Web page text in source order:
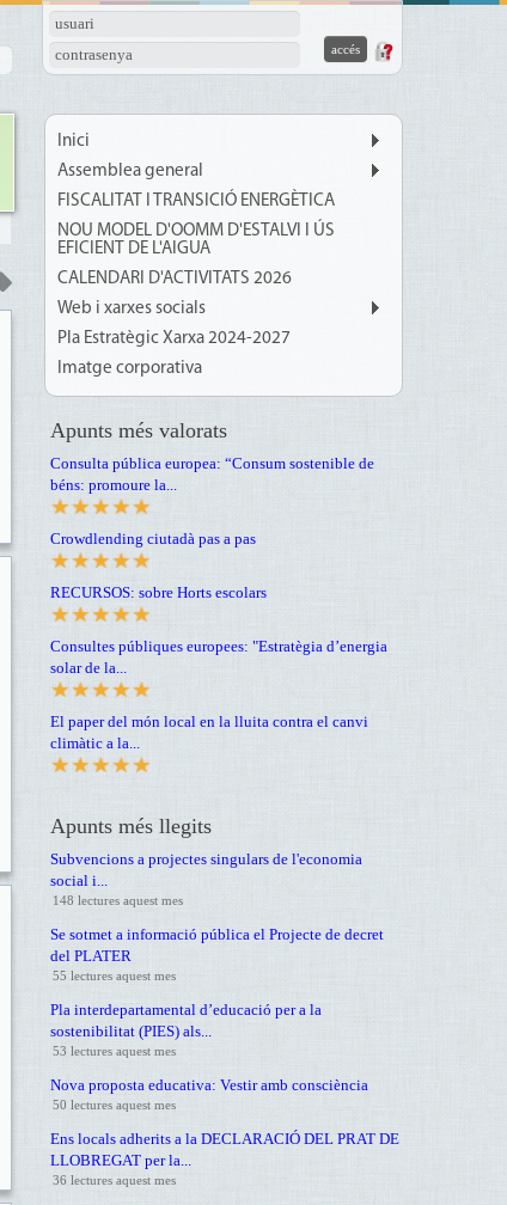
usuari
contrasenya
Inici
Assemblea general
FISCALITAT I TRANSICIÓ ENERGÈTICA
NOU MODEL D'OOMM D'ESTALVI I ÚS
EFICIENT DE L'AIGUA
CALENDARI D'ACTIVITATS 2026
Web i xarxes socials
Pla Estratègic Xarxa 2024-2027
Imatge corporativa
Apunts més valorats
Consulta pública europea: “Consum sostenible de
béns: promoure la...
Crowdlending ciutadà pas a pas
RECURSOS: sobre Horts escolars
Consultes públiques europees: "Estratègia d’energia
solar de la...
El paper del món local en la lluita contra el canvi
climàtic a la...
Apunts més llegits
Subvencions a projectes singulars de l'economia
social i...
148 lectures aquest mes
Se sotmet a informació pública el Projecte de decret
del PLATER
55 lectures aquest mes
Pla interdepartamental d’educació per a la
sostenibilitat (PIES) als...
53 lectures aquest mes
Nova proposta educativa: Vestir amb consciència
50 lectures aquest mes
Ens locals adherits a la DECLARACIÓ DEL PRAT DE
LLOBREGAT per la...
36 lectures aquest mes